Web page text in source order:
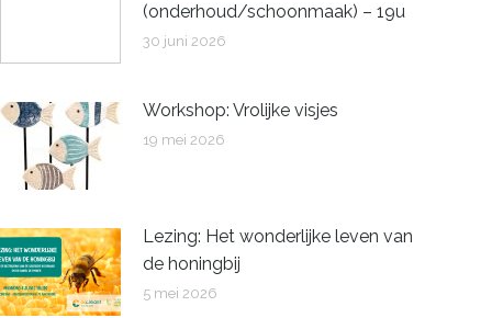
(onderhoud/schoonmaak) – 19u
30 juni 2026
Workshop: Vrolijke visjes
19 mei 2026
Lezing: Het wonderlijke leven van
de honingbij
5 mei 2026